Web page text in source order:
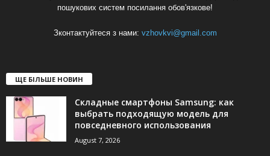
пошукових систем посилання обов'язкове!
Зконтактуйтеся з нами: vzhovkvi@gmail.com
ЩЕ БІЛЬШЕ НОВИН
Складные смартфоны Samsung: как
выбрать подходящую модель для
повседневного использования
August 7, 2026